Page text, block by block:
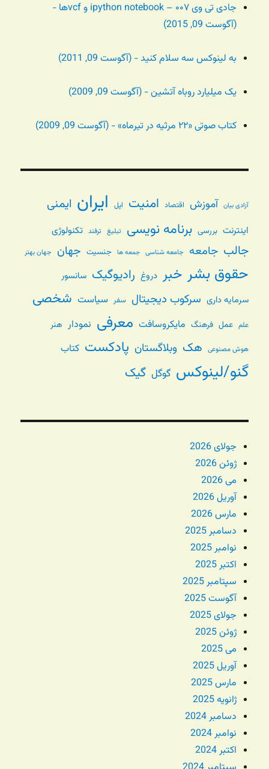
جادی تی وی ۰۰۷ – ipython notebook و vcfها -
(آگوست 09, 2015)
به لینوکس سه سلام کنید - (آگوست 09, 2011)
یک میلیارد روباه آتشین - (آگوست 09, 2009)
کتاب صوتی «۲۲ مرثیه در تیرماه» - (آگوست 09, 2009)
آزادی بیان آموزش اقتصاد امنیت اپل ایران ایمنی
اینترنت بررسی برنامه نویسی تبلیغ ترفند تکنولوژی
جالب جامعه جامعه شناسی جمعه ها جنسیت جهان جهان بهتر
حقوق بشر خبر دروغ رادیوگیک سانسور
سرمایه داری سرکوب دیجیتال سفر سیاست شخصی
علم عمل فرهنگ مایکروسافت معرفی نمودار هنر
هوش مصنوعی هک وبلاگستان پادکست کتاب
گنو/لینوکس گوگل گیک
جولای 2026
ژوئن 2026
می 2026
آوریل 2026
مارس 2026
دسامبر 2025
نوامبر 2025
اکتبر 2025
سپتامبر 2025
آگوست 2025
جولای 2025
ژوئن 2025
می 2025
آوریل 2025
مارس 2025
ژانویه 2025
دسامبر 2024
نوامبر 2024
اکتبر 2024